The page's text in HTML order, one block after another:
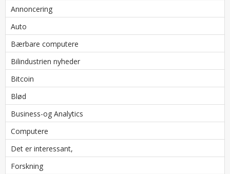
Annoncering
Auto
Bærbare computere
Bilindustrien nyheder
Bitcoin
Blød
Business-og Analytics
Computere
Det er interessant,
Forskning